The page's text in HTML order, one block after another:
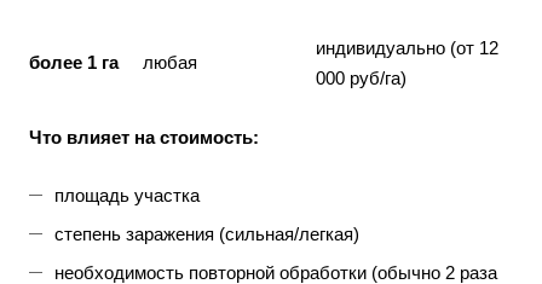
более 1 га любая
индивидуально (от 12
000 руб/га)
Что влияет на стоимость:
площадь участка
степень заражения (сильная/легкая)
необходимость повторной обработки (обычно 2 раза